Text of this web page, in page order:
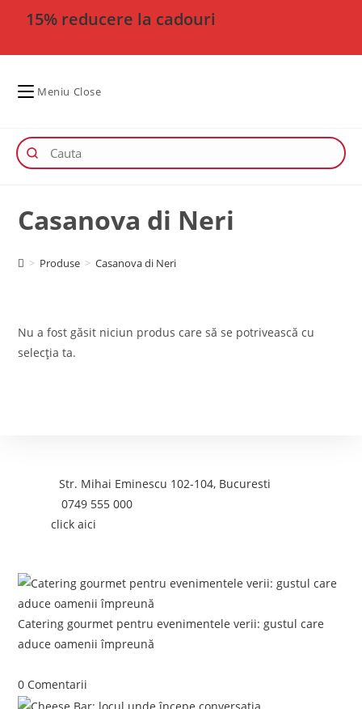
15% reducere la cadouri
Meniu Close
Casanova di Neri
> Produse > Casanova di Neri
Nu a fost găsit niciun produs care să se potrivească cu
selecția ta.
Adresa:Str. Mihai Eminescu 102-104, Bucuresti
Telefon:0749 555 000
Email:click aici
Catering gourmet pentru evenimentele verii: gustul care
aduce oamenii împreună
0 Comentarii